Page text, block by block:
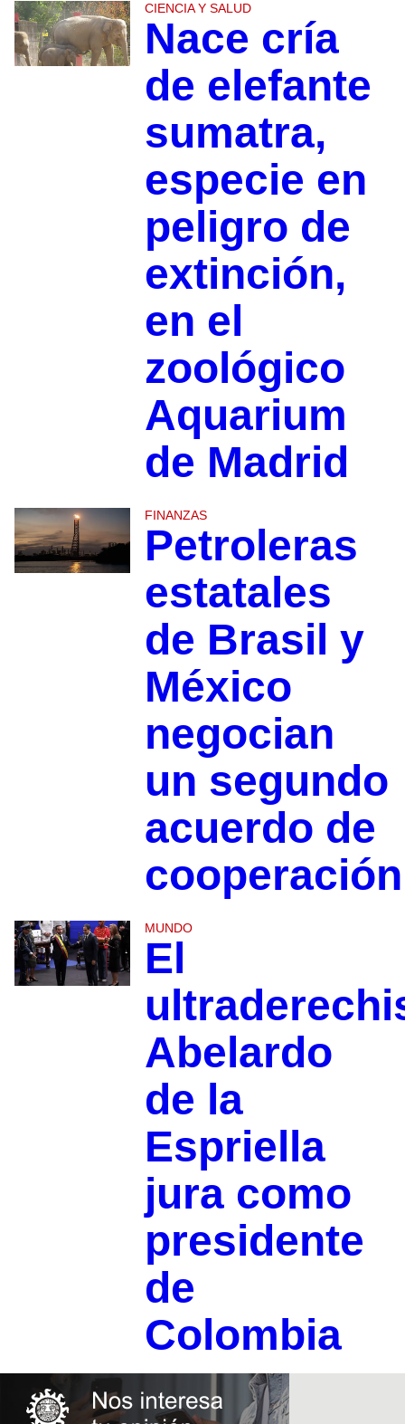
CIENCIA Y SALUD
Nace cría
de elefante
sumatra,
especie en
peligro de
extinción,
en el
zoológico
Aquarium
de Madrid
FINANZAS
Petroleras
estatales
de Brasil y
México
negocian
un segundo
acuerdo de
cooperación
MUNDO
El
Abelardo
de la
Espriella
jura como
presidente
de
Colombia